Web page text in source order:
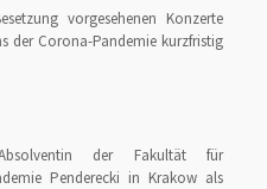
vorgesehenen Konzerte
der Corona-Pandemie kurzfristig
der Fakultät für
Penderecki in Krakow als